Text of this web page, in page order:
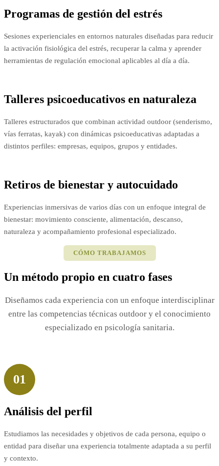
Programas de gestión del estrés
Sesiones experienciales en entornos naturales diseñadas para reducir
la activación fisiológica del estrés, recuperar la calma y aprender
herramientas de regulación emocional aplicables al día a día.
Talleres psicoeducativos en naturaleza
Talleres estructurados que combinan actividad outdoor (senderismo,
vías ferratas, kayak) con dinámicas psicoeducativas adaptadas a
distintos perfiles: empresas, equipos, grupos y entidades.
Retiros de bienestar y autocuidado
Experiencias inmersivas de varios días con un enfoque integral de
bienestar: movimiento consciente, alimentación, descanso,
naturaleza y acompañamiento profesional especializado.
CÓMO TRABAJAMOS
Un método propio en cuatro fases
Diseñamos cada experiencia con un enfoque interdisciplinar
entre las competencias técnicas outdoor y el conocimiento
especializado en psicología sanitaria.
01
Análisis del perfil
Estudiamos las necesidades y objetivos de cada persona, equipo o
entidad para diseñar una experiencia totalmente adaptada a su perfil
y contexto.